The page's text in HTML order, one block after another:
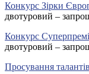
Конкурс Зірки
двотуровий –
Конкурс
двотуровий –
Просування талантів